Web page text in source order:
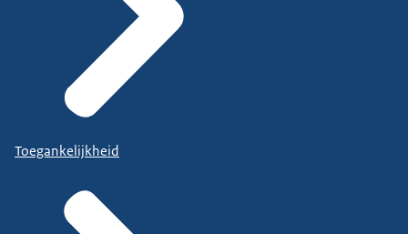
Toegankelijkheid